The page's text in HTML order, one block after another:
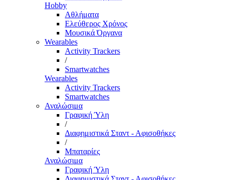
Hobby
Αθλήματα
Ελεύθερος Χρόνος
Μουσικά Όργανα
Wearables
Activity Trackers
/
Smartwatches
Wearables
Activity Trackers
Smartwatches
Αναλώσιμα
Γραφική Ύλη
/
Διαφημιστικά Σταντ - Αφισοθήκες
/
Μπαταρίες
Αναλώσιμα
Γραφική Ύλη